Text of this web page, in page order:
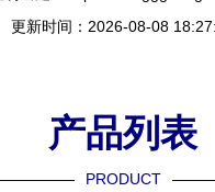
更新时间：2026-08-08
产品列表
PRODUCT